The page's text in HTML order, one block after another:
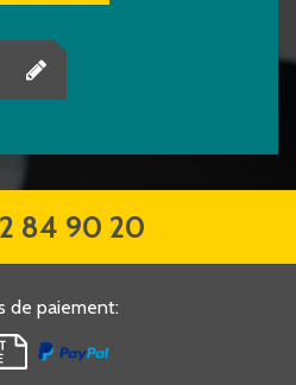
84 90 20
de paiement: